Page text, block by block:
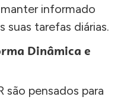
informado
suas tarefas diárias.
Dinâmica e
são pensados para